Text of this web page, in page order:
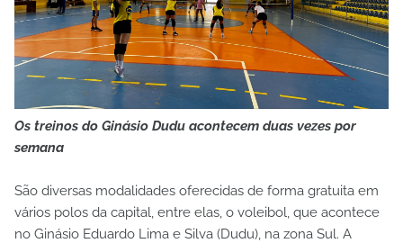
Os treinos do Ginásio Dudu acontecem duas vezes por
semana
São diversas modalidades oferecidas de forma gratuita em
vários polos da capital, entre elas, o voleibol, que acontece
no Ginásio Eduardo Lima e Silva (Dudu), na zona Sul. A